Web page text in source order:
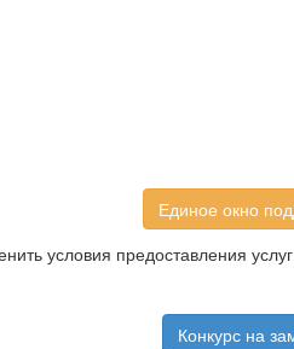
Единое окно
условия предоставления
Конкурс на